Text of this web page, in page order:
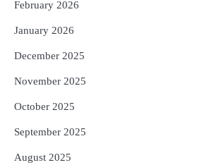
February 2026
January 2026
December 2025
November 2025
October 2025
September 2025
August 2025